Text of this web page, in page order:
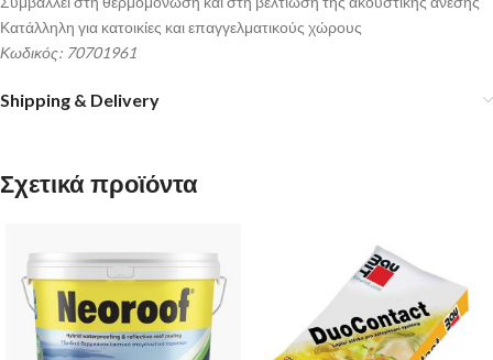
Κατάλληλη για κατοικίες και επαγγελματικούς χώρους
Κωδικός: 70701961
Shipping & Delivery
Σχετικά προϊόντα